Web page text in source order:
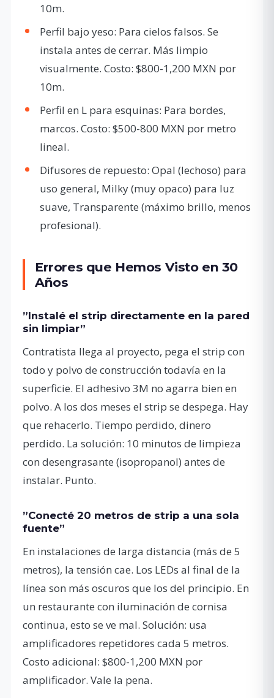
10m.
Perfil bajo yeso: Para cielos falsos. Se
instala antes de cerrar. Más limpio
visualmente. Costo: $800-1,200 MXN por
10m.
Perfil en L para esquinas: Para bordes,
marcos. Costo: $500-800 MXN por metro
lineal.
Difusores de repuesto: Opal (lechoso) para
uso general, Milky (muy opaco) para luz
suave, Transparente (máximo brillo, menos
profesional).
Errores que Hemos Visto en 30
Años
”Instalé el strip directamente en la pared
sin limpiar”
Contratista llega al proyecto, pega el strip con
todo y polvo de construcción todavía en la
superficie. El adhesivo 3M no agarra bien en
polvo. A los dos meses el strip se despega. Hay
que rehacerlo. Tiempo perdido, dinero
perdido. La solución: 10 minutos de limpieza
con desengrasante (isopropanol) antes de
instalar. Punto.
”Conecté 20 metros de strip a una sola
fuente”
En instalaciones de larga distancia (más de 5
metros), la tensión cae. Los LEDs al final de la
línea son más oscuros que los del principio. En
un restaurante con iluminación de cornisa
continua, esto se ve mal. Solución: usa
amplificadores repetidores cada 5 metros.
Costo adicional: $800-1,200 MXN por
amplificador. Vale la pena.